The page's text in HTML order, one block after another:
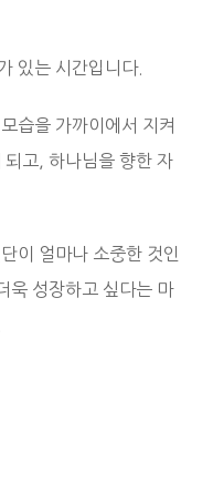
있는 시간입니다.
습을 가까이에서 지켜
되고, 하나님을 향한 자
이 얼마나 소중한 것인
욱 성장하고 싶다는 마